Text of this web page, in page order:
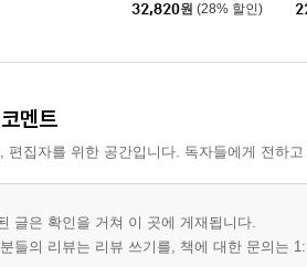
32,820원 (28% 할인)
멘트
편집자를 위한 공간입니다. 독자들에게 전하
글은 확인을 거쳐 이 곳에 게재됩니다.
들의 리뷰는 리뷰 쓰기를, 책에 대한 문의는